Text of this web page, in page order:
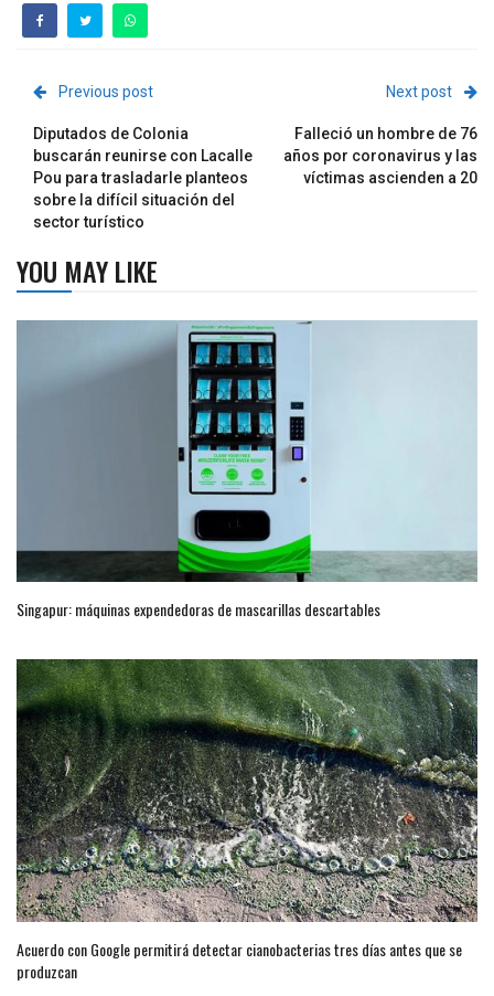
Previous post
Diputados de Colonia
buscarán reunirse con Lacalle
Pou para trasladarle planteos
sobre la difícil situación del
sector turístico
Next post
Falleció un hombre de 76
años por coronavirus y las
víctimas ascienden a 20
YOU MAY LIKE
Singapur: máquinas expendedoras de mascarillas descartables
Acuerdo con Google permitirá detectar cianobacterias tres días antes que se
produzcan